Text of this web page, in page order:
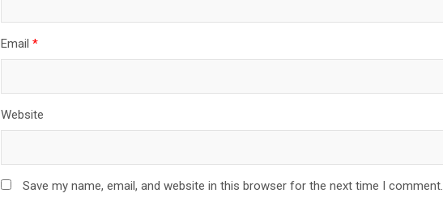
Email*
Website
Save my name, email, and website in this browser for the next time I comment.